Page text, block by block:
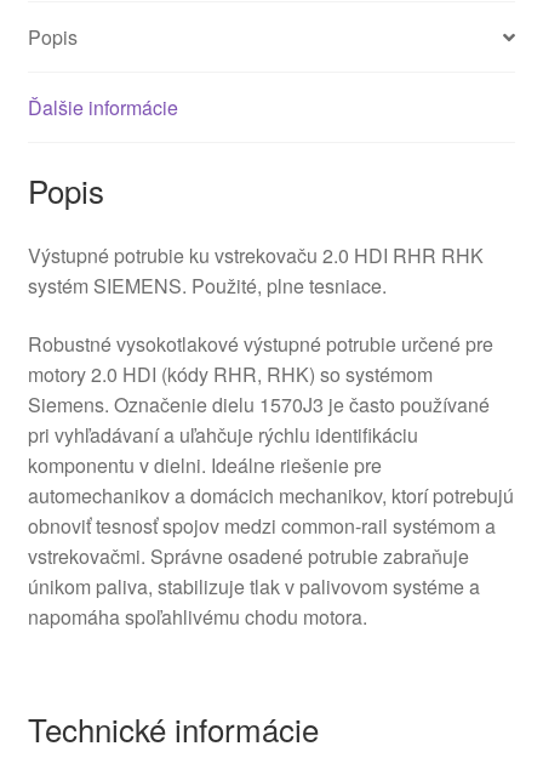
Popis
Ďalšie informácie
Popis
Výstupné potrubie ku vstrekovaču 2.0 HDI RHR RHK
systém SIEMENS. Použité, plne tesniace.
Robustné vysokotlakové výstupné potrubie určené pre
motory 2.0 HDI (kódy RHR, RHK) so systémom
Siemens. Označenie dielu 1570J3 je často používané
pri vyhľadávaní a uľahčuje rýchlu identifikáciu
komponentu v dielni. Ideálne riešenie pre
automechanikov a domácich mechanikov, ktorí potrebujú
obnoviť tesnosť spojov medzi common-rail systémom a
vstrekovačmi. Správne osadené potrubie zabraňuje
únikom paliva, stabilizuje tlak v palivovom systéme a
napomáha spoľahlivému chodu motora.
Technické informácie